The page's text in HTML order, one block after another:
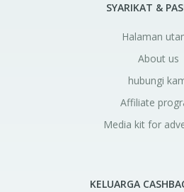
SYARIKAT &
Halaman
About us
hubungi
Affiliate
Media kit for
KELUARGA